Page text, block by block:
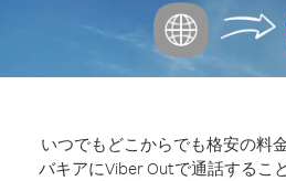
いつでもどこからでも格安の料
バキアにViber Outで通話するこ